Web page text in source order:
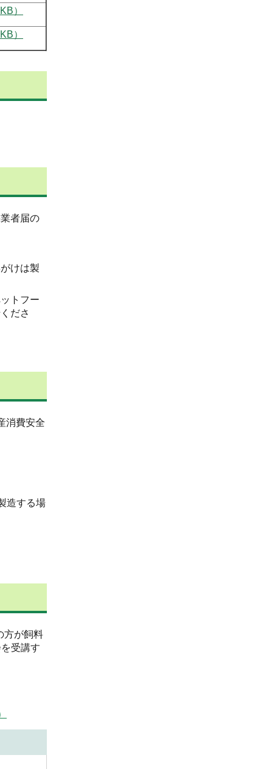
）
）
者届の
けは製
トフー
ださ
消費安全
造する場
方が飼料
受講す